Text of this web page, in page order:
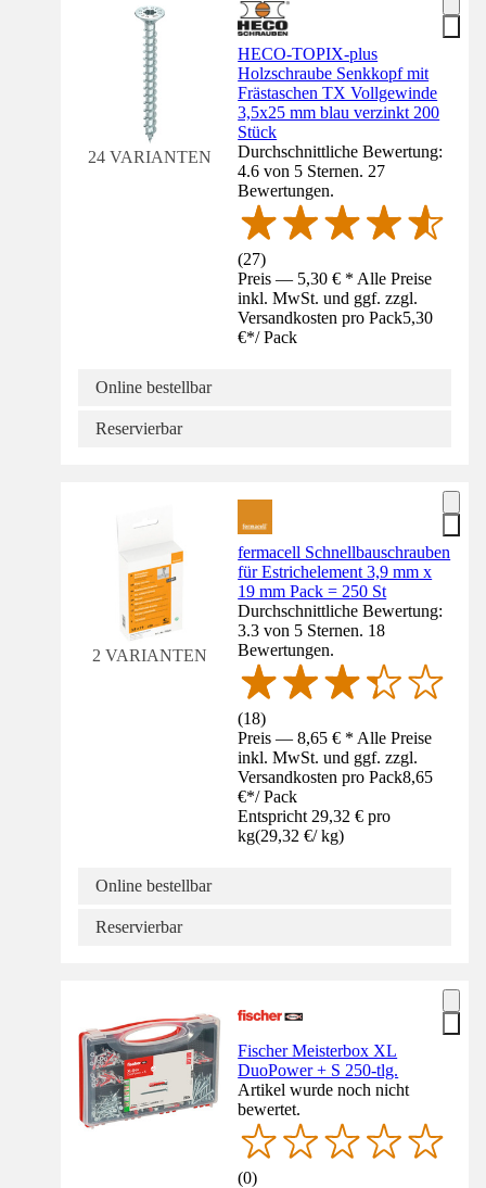
24 VARIANTEN
HECO-TOPIX-plus
Holzschraube Senkkopf mit
Frästaschen TX Vollgewinde
3,5x25 mm blau verzinkt 200
Stück
Durchschnittliche Bewertung:
4.6 von 5 Sternen. 27
Bewertungen.
(27)
Preis — 5,30 € * Alle Preise
inkl. MwSt. und ggf. zzgl.
Versandkosten pro Pack5,30
€*/ Pack
Online bestellbar
Reservierbar
2 VARIANTEN
fermacell Schnellbauschrauben
für Estrichelement 3,9 mm x
19 mm Pack = 250 St
Durchschnittliche Bewertung:
3.3 von 5 Sternen. 18
Bewertungen.
(18)
Preis — 8,65 € * Alle Preise
inkl. MwSt. und ggf. zzgl.
Versandkosten pro Pack8,65
€*/ Pack
Entspricht 29,32 € pro
kg(29,32 €/ kg)
Online bestellbar
Reservierbar
Fischer Meisterbox XL
DuoPower + S 250-tlg.
Artikel wurde noch nicht
bewertet.
(0)